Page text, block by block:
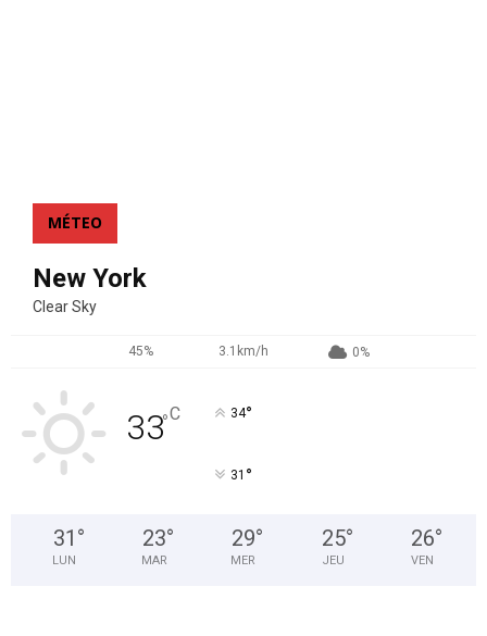
MÉTEO
New York
Clear Sky
45% 3.1km/h 0%
33°C 34°
31 °
31 °
LUN
23°
MAR
29°
MER
25°
JEU
26°
VEN